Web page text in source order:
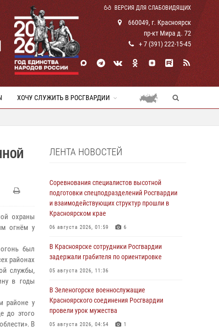
ВЕРСИЯ ДЛЯ СЛАБОВИДЯЩИХ
660049, г. Красноярск
пр-кт Мира д. 72
+ 7 (391) 222-15-45
ХОЧУ СЛУЖИТЬ В РОСГВАРДИИ
охраны
огнём у
был
районах
службы,
в годы
районе у
до этого
В
ЛЕНТА НОВОСТЕЙ
Соревнования специалистов высотной
подготовки спецподразделений Росгвардии
и взаимодействующих структур прошли в
Красноярском крае
06 августа 2026, 01:59 6
В Красноярске сотрудники Росгвардии
задержали грабителя по ориентировке
05 августа 2026, 11:36
В Зеленогорске военнослужащие
Красноярского соединения Росгвардии
провели урок мужества
05 августа 2026, 04:54 1